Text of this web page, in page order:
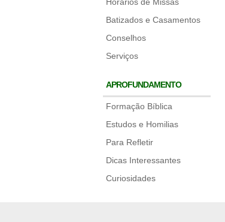
Batizados e Casamentos
Conselhos
Serviços
APROFUNDAMENTO
Formação Bíblica
Estudos e Homilias
Para Refletir
Dicas Interessantes
Curiosidades